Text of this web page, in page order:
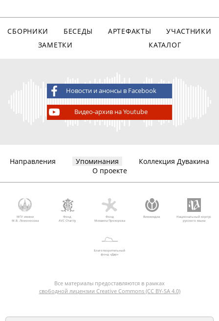
СБОРНИКИ БЕСЕДЫ АРТЕФАКТЫ
УЧАСТНИКИ
ЗАМЕТКИ
КАТАЛОГ
Новости и анонсы в Facebook
Видео-архив на Youtube
Направления Упоминания
Коллекция Дувакина
О проекте
МГУ имени
М.В. Ломоносова
Фонд
AVC Charity
Фонд
Михаила Прохорова
Викимедиа
Национальный корпус
русского языка
Благотворительный
фонд «Дар»
Все материалы предоставляются в рамках
свободной лицензии Creative Commons (CC BY-SA 4.0)